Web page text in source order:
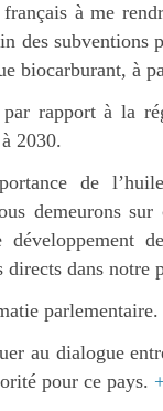
à me
des subventions
biocarburant, à
rapport à la
2030.
de
demeurons
dans notre
parlementaire.
au dialogue
pour ce pays.